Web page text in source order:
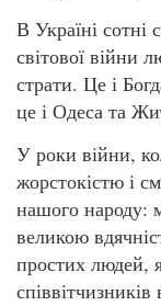
В Україні сотні
світової війни
страти. Це і
це і Одеса та
У роки війни,
жорстокістю і
нашого народу:
великою
простих людей,
співвітчизників